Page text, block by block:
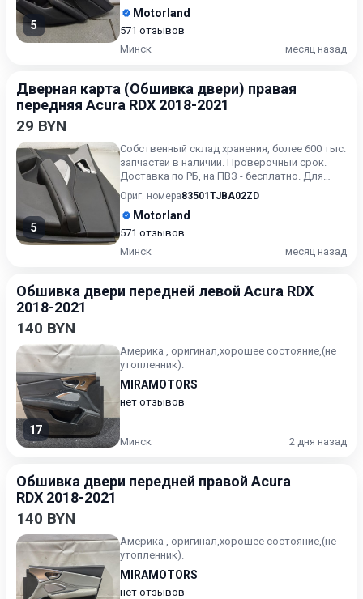
5
Motorland
571 отзывов
Минск
месяц назад
Дверная карта (Обшивка двери) правая
передняя Acura RDX 2018-2021
29 BYN
5
Собственный склад хранения, более 600 тыс.
запчастей в наличии. Проверочный срок.
Доставка по РБ, на ПВЗ - бесплатно. Для
получения актуальн...
Ориг. номера83501TJBA02ZD
Motorland
571 отзывов
Минск
месяц назад
Обшивка двери передней левой Acura RDX
2018-2021
140 BYN
17
Америка , оригинал,хорошее состояние,(не
утопленник).
MIRAMOTORS
нет отзывов
Минск 2 дня назад
Обшивка двери передней правой Acura
RDX 2018-2021
140 BYN
Америка , оригинал,хорошее состояние,(не
утопленник).
MIRAMOTORS
нет отзывов